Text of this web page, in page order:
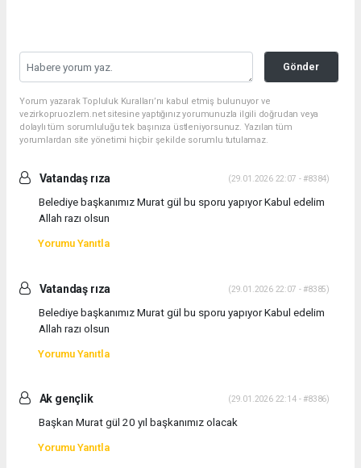
Gönder
Yorum yazarak Topluluk Kuralları’nı kabul etmiş bulunuyor ve
vezirkopruozlem.net sitesine yaptığınız yorumunuzla ilgili doğrudan veya
dolaylı tüm sorumluluğu tek başınıza üstleniyorsunuz. Yazılan tüm
yorumlardan site yönetimi hiçbir şekilde sorumlu tutulamaz.
Vatandaş rıza (29.01.2026 22:07 - #8384)
Belediye başkanımız Murat gül bu sporu yapıyor Kabul edelim
Allah razı olsun
Yorumu Yanıtla
Vatandaş rıza (29.01.2026 22:07 - #8385)
Belediye başkanımız Murat gül bu sporu yapıyor Kabul edelim
Allah razı olsun
Yorumu Yanıtla
Ak gençlik (29.01.2026 22:14 - #8386)
Başkan Murat gül 20 yıl başkanımız olacak
Yorumu Yanıtla